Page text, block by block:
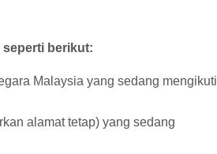
berikut:
Malaysia yang sedang mengikuti
alamat tetap) yang sedang